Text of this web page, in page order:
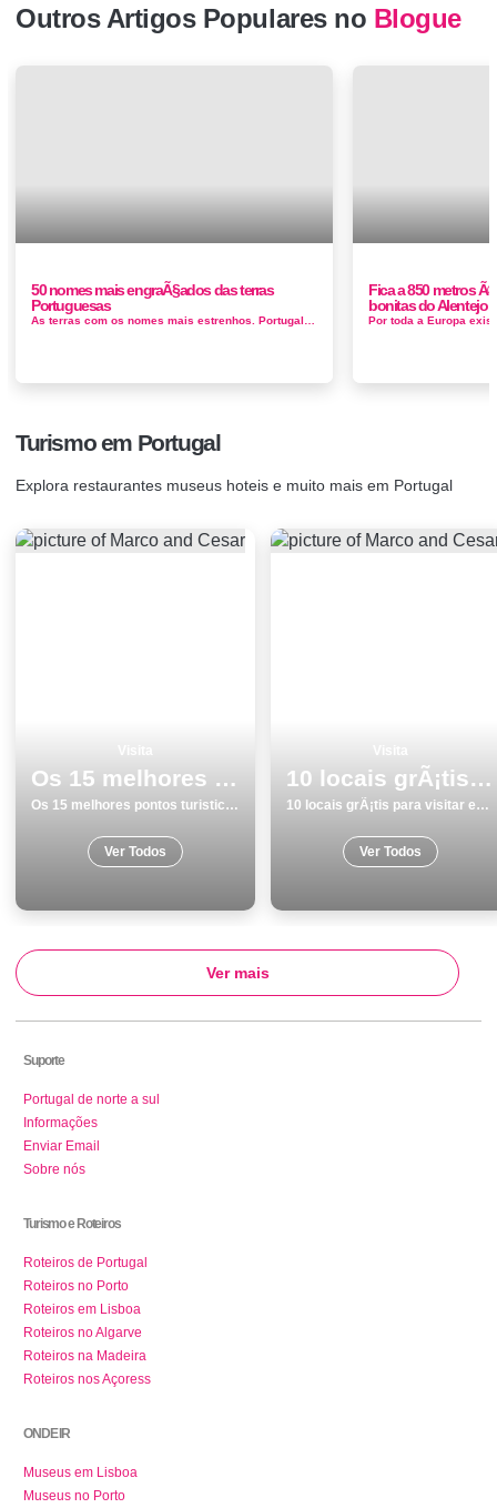
Outros Artigos Populares no Blogue
50 nomes mais engraÃ§ados das terras
Portuguesas
As terras com os nomes mais estrenhos. Portugal, apesar de ser um país pequeno, tem muita história e muitos locais dignos de se vis...
Fica a 850 metros
bonitas do Alentejo
Turismo em Portugal
Explora restaurantes museus hoteis e muito mais em Portugal
Os 15 melhores pontos turisticos e passeios em Faro
Os 15 melhores pontos turisticos e passeios em Faro
Ver Todos
10 locais grÃ¡tis para visitar em SetÃºbal
10 locais grÃ¡tis para visitar em SetÃºbal
Ver Todos
Ver mais
Suporte
Portugal de norte a sul
Informações
Enviar Email
Sobre nós
Turismo e Roteiros
Roteiros de Portugal
Roteiros no Porto
Roteiros em Lisboa
Roteiros no Algarve
Roteiros na Madeira
Roteiros nos Açoress
ONDE IR
Museus em Lisboa
Museus no Porto